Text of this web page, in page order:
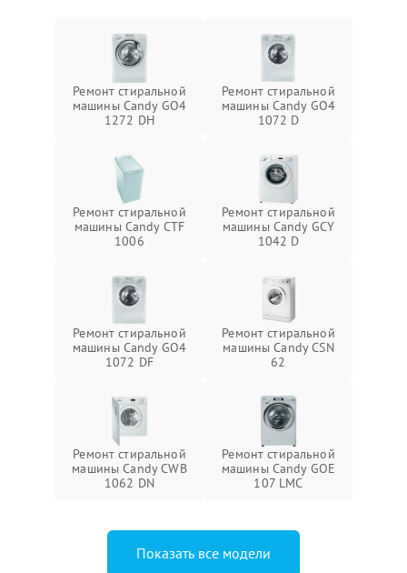
Ремонт стиральной
машины Candy GO4
1272 DH
Ремонт стиральной
машины Candy GO4
1072 D
Ремонт стиральной
машины Candy CTF
1006
Ремонт стиральной
машины Candy GCY
1042 D
Ремонт стиральной
машины Candy GO4
1072 DF
Ремонт стиральной
машины Candy CSN
62
Ремонт стиральной
машины Candy CWB
1062 DN
Ремонт стиральной
машины Candy GOE
107 LMC
Показать все модели